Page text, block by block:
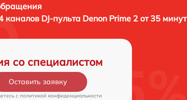
каналов DJ-пульта Denon Prime 2 от 35 минут
со специалистом
Оставить заявку
c политикой конфиденциальности